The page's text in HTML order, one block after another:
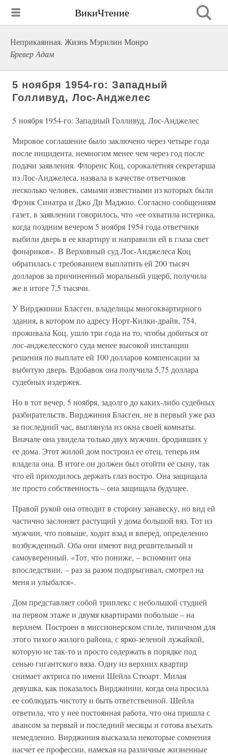
ВикиЧтение
Неприкаянная. Жизнь Мэрилин Монро
Бревер Адам
5 ноября 1954-го: Западный
Голливуд, Лос-Анджелес
5 ноября 1954-го: Западный Голливуд, Лос-Анджелес
Мировое соглашение было заключено через четыре года
после инцидента, немногим менее чем через год после
подачи заявления. Флоренс Коц, сорокалетняя секретарша
из Лос-Анджелеса, назвала в качестве ответчиков
несколько человек, самыми известными из которых были
Фрэнк Синатра и Джо Ди Маджио. Согласно сообщениям
газет, в заявлении говорилось, что «ее охватила истерика,
когда поздним вечером 5 ноября 1954 года ответчики
выбили дверь в ее квартиру и направили ей в глаза свет
фонариков». В Верховный суд Лос-Анджелеса Коц
обратилась с требованием выплатить ей 200 тысяч
долларов за причиненный моральный ущерб, получила
же в итоге 7,5 тысячи.
У Вирджинии Бласген, владелицы многоквартирного
здания, в котором по адресу Норт-Килки-драйв, 754,
проживала Коц, ушло три года на то, чтобы добиться от
лос-анджелесского суда менее высокой инстанции
решения по выплате ей 100 долларов компенсации за
выбитую дверь. Вдобавок она получила 5,75 доллара
судебных издержек.
Но в тот вечер, 5 ноября, задолго до каких-либо судебных
разбирательств, Вирджиния Бласген, не в первый уже раз
за последний час, выглянула из окна своей комнаты.
Вначале она увидела только двух мужчин, бродивших у
ее дома. Этот жилой дом построил ее отец, теперь им
владела она. В итоге он должен был отойти ее сыну, так
что ей приходилось держать глаз востро. Она защищала
не просто собственность – она защищала будущее.
Правой рукой она отводит в сторону занавеску, но вид ей
частично заслоняет растущий у дома большой вяз. Тот из
мужчин, что повыше, ходит взад и вперед, определенно
возбужденный. Оба они имеют вид решительный и
самоуверенный. «Тот, что пониже, – вспомнит она
впоследствии, – раз за разом подпрыгивал, смотрел на
меня и улыбался».
Дом представляет собой триплекс с небольшой студией
на первом этаже и двумя квартирами побольше – на
верхнем. Построен в миссионерском стиле, типичном для
этого тихого жилого района, с ярко-зеленой лужайкой,
которую не так-то и просто содержать в порядке под
сенью гигантского вяза. Одну из верхних квартир
снимает актриса по имени Шейла Стюарт. Милая
девушка, как показалось Вирджинии, когда она просила
ее соблюдать чистоту и быть ответственной. Шейла
ответила, что у нее постоянная работа, что она пришла с
авансом за первый и последний месяцы и готова въехать
немедленно. Вирджиния высказала некоторые сомнения
насчет ее профессии, намекая на различные жизненные